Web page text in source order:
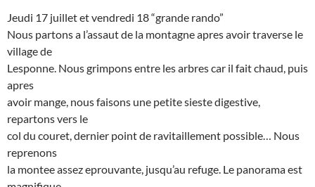
Jeudi 17 juillet et vendredi 18 “grande rando”
Nous partons a l’assaut de la montagne apres avoir traverse le
village de
Lesponne. Nous grimpons entre les arbres car il fait chaud, puis
apres
avoir mange, nous faisons une petite sieste digestive,
repartons vers le
col du couret, dernier point de ravitaillement possible… Nous
reprenons
la montee assez eprouvante, jusqu’au refuge. Le panorama est